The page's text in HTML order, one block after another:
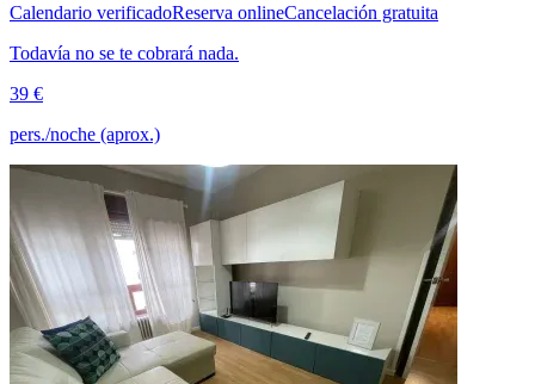
Calendario verificadoReserva onlineCancelación gratuita
Todavía no se te cobrará nada.
39 €
pers./noche (aprox.)